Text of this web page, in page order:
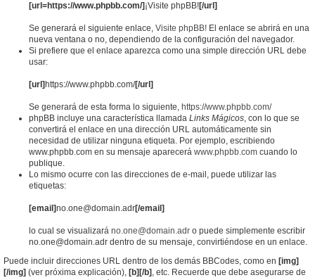
[url=https://www.phpbb.com/] ¡Visite phpBB![/url]
Se generará el siguiente enlace, Visite phpBB! El enlace se abrirá en una
nueva ventana o no, dependiendo de la configuración del navegador.
Si prefiere que el enlace aparezca como una simple dirección URL debe
usar:
[url] https://www.phpbb.com/[/url]
Se generará de esta forma lo siguiente, https://www.phpbb.com/
phpBB incluye una característica llamada Links Mágicos, con lo que se
convertirá el enlace en una dirección URL automáticamente sin
necesidad de utilizar ninguna etiqueta. Por ejemplo, escribiendo
www.phpbb.com en su mensaje aparecerá www.phpbb.com cuando lo
publique.
Lo mismo ocurre con las direcciones de e-mail, puede utilizar las
etiquetas:
[email]no.one@domain.adr[/email]
lo cual se visualizará no.one@domain.adr o puede simplemente escribir
no.one@domain.adr dentro de su mensaje, convirtiéndose en un enlace.
Puede incluir direcciones URL dentro de los demás BBCodes, como en [img]
[/img] (ver próxima explicación), [b][/b] , etc. Recuerde que debe asegurarse de